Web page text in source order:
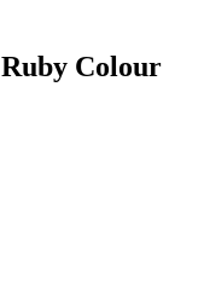
Colour